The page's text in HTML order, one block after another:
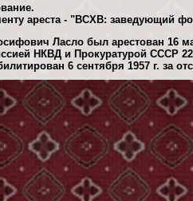
ареста - "ВСХВ: заведующий
Ласло был арестован 16
НКВД и Прокуратурой СССР
6 сентября 1957 г. за